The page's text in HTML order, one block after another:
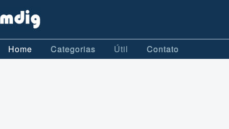
Home Categorias Útil Contato